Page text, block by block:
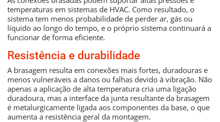
temperaturas em sistemas de HVAC. Como resultado, o
sistema tem menos probabilidade de perder ar, gás ou
líquido ao longo do tempo, e o próprio sistema continuará a
funcionar de forma eficiente.
Resistência e durabilidade
A brasagem resulta em conexões mais fortes, duradouras e
menos vulneráveis ​​a danos ou falhas devido à vibração. Não
apenas a aplicação de alta temperatura cria uma ligação
duradoura, mas a interface da junta resultante da brasagem
é metalurgicamente ligada aos componentes da base, o que
aumenta a resistência geral da montagem.